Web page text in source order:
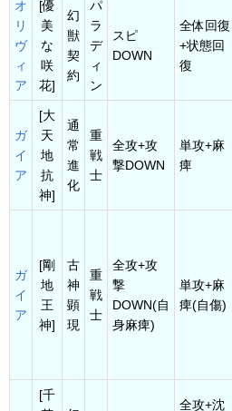
オ
リ
ヴ
ィ
ア
[優
美
な
咲
花]
幻
獣
契
約
パ
ラ
デ
ィ
ン
スピ
DOWN
全体回復
+状態回
復
ガ
イ
ア
[大
天
地
抗
神]
通
常
進
化
重
戦
士
全攻+攻
撃DOWN
単攻+麻
痺
ガ
イ
ア
[剛
地
王
神]
古
神
顕
現
重
戦
士
全攻+攻
撃
DOWN(自
身麻痺)
単攻+麻
痺(自傷)
[千
全攻+沈